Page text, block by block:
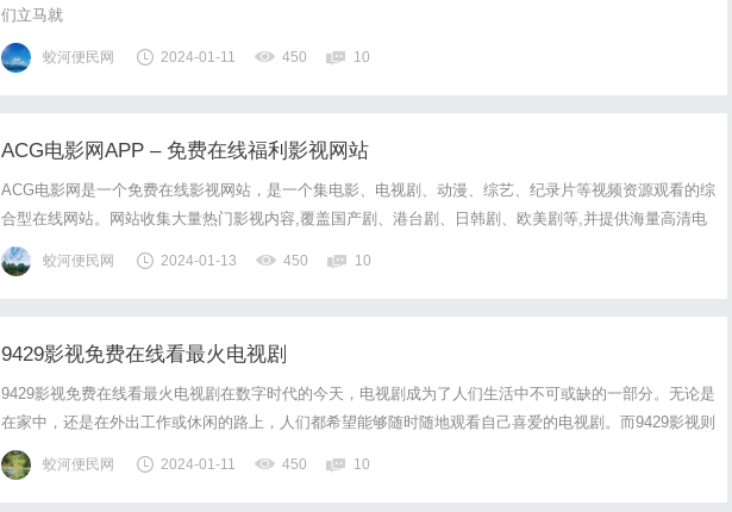
们立马就
蛟河便民网 2024-01-11 450 10
ACG电影网APP – 免费在线福利影视网站
ACG电影网是一个免费在线影视网站，是一个集电影、电视剧、动漫、综艺、纪录片等视频资源观看的综
合型在线网站。网站收集大量热门影视内容,覆盖国产剧、港台剧、日韩剧、欧美剧等,并提供海量高清电
影免费在线观看，该平台分类齐全,有最新的热播榜单推荐。视频均具有高清播放源,流畅观看体验。
蛟河便民网 2024-01-13 450 10
9429影视免费在线看最火电视剧
9429影视免费在线看最火电视剧在数字时代的今天，电视剧成为了人们生活中不可或缺的一部分。无论是
在家中，还是在外出工作或休闲的路上，人们都希望能够随时随地观看自己喜爱的电视剧。而9429影视则
成为了最受欢迎的在线观看平台之一。9429影视是一个提供免费在线观看电视剧的平台。它拥有丰富多样
的电视剧资源，无论是国内热播剧还是海外热门影集，都能在这里找到。而且，它...
蛟河便民网 2024-01-11 450 10